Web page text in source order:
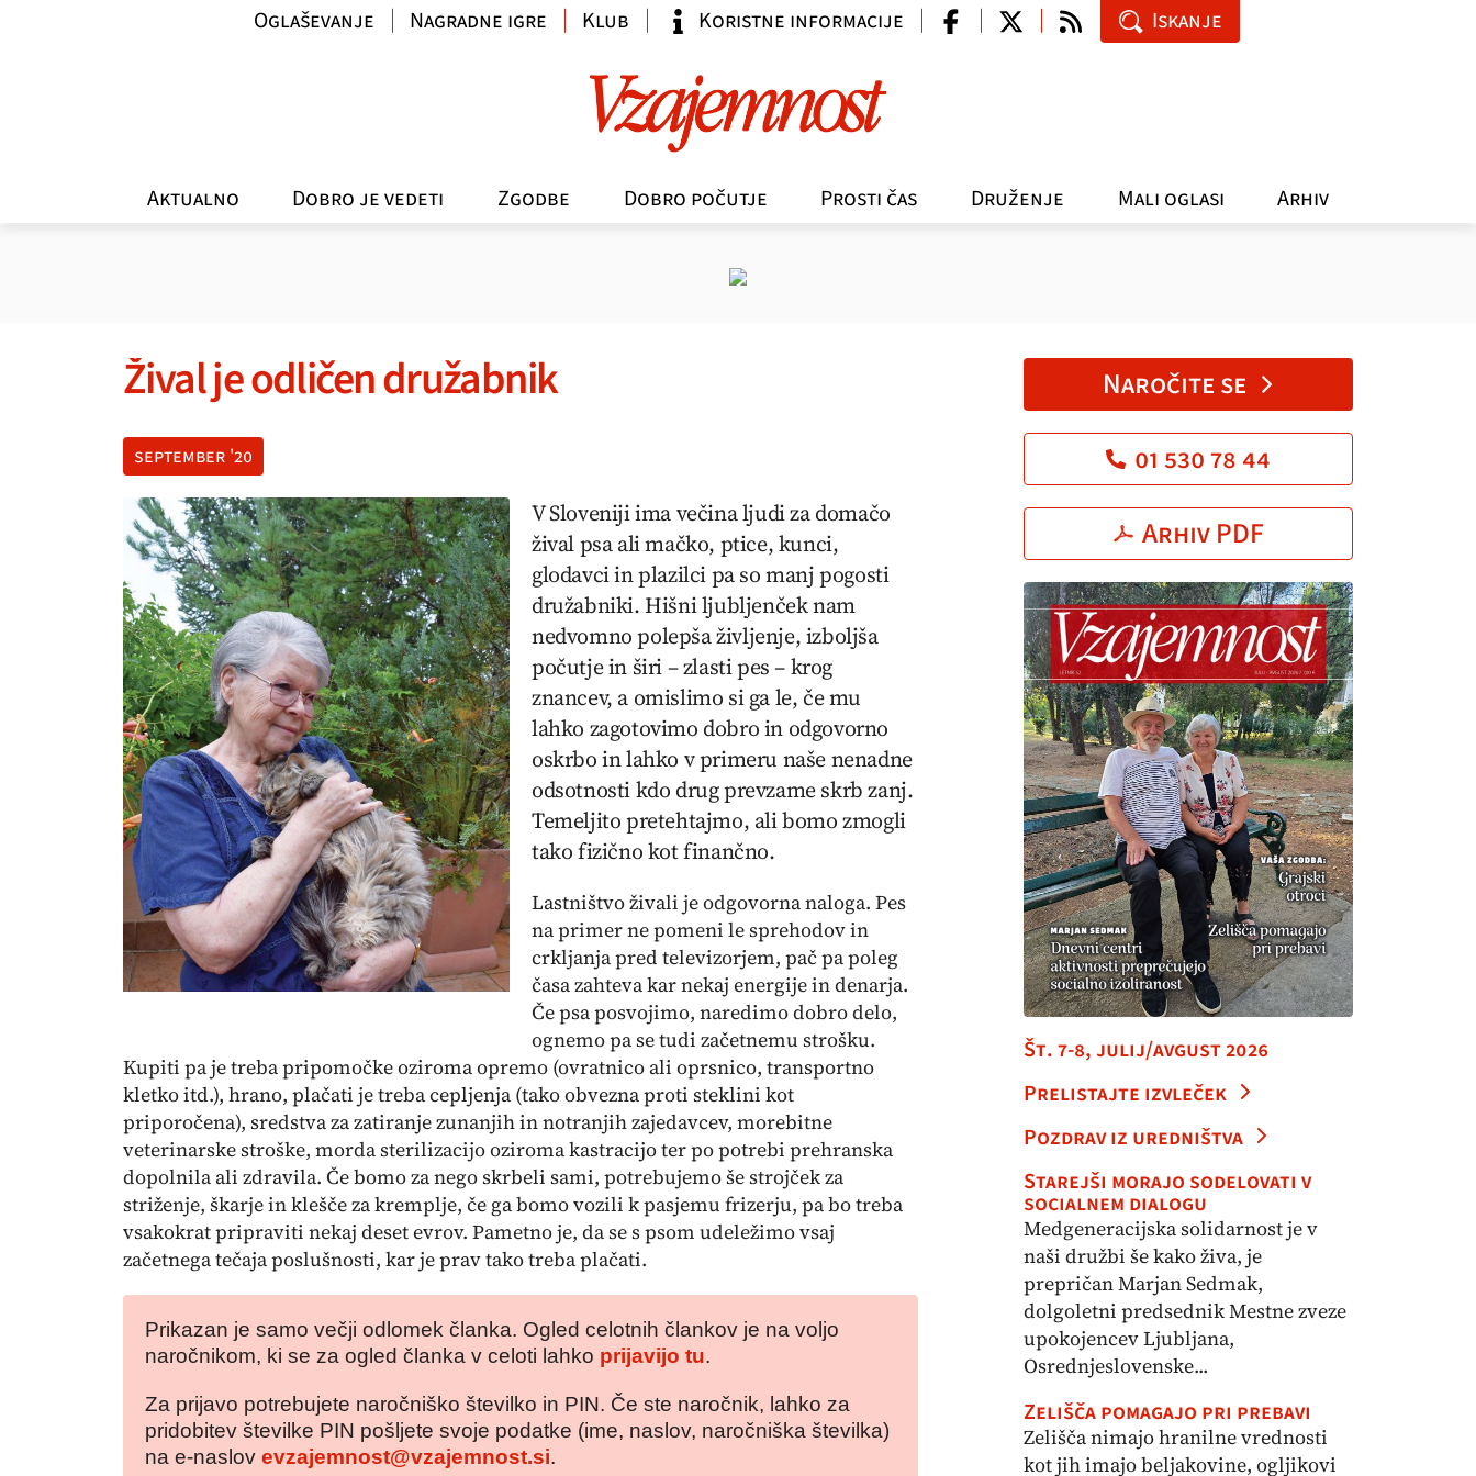
Aktualno Dobro je vedeti Zgodbe Dobro počutje Prosti čas Druženje Mali oglasi Arhiv
Oglaševanje Nagradne igre Klub Koristne informacije Iskanje
Žival je odličen družabnik
september '20
V Sloveniji ima večina ljudi za domačo
žival psa ali mačko, ptice, kunci,
glodavci in plazilci pa so manj pogosti
družabniki. Hišni ljubljenček nam
nedvomno polepša življenje, izboljša
počutje in širi – zlasti pes – krog
znancev, a omislimo si ga le, če mu
lahko zagotovimo dobro in odgovorno
oskrbo in lahko v primeru naše nenadne
odsotnosti kdo drug prevzame skrb zanj.
Temeljito pretehtajmo, ali bomo zmogli
tako fizično kot finančno.
Lastništvo živali je odgovorna naloga. Pes
na primer ne pomeni le sprehodov in
crkljanja pred televizorjem, pač pa poleg
časa zahteva kar nekaj energije in denarja.
Če psa posvojimo, naredimo dobro delo,
ognemo pa se tudi začetnemu strošku.
Kupiti pa je treba pripomočke oziroma opremo (ovratnico ali oprsnico, transportno
kletko itd.), hrano, plačati je treba cepljenja (tako obvezna proti steklini kot
priporočena), sredstva za zatiranje zunanjih in notranjih zajedavcev, morebitne
veterinarske stroške, morda sterilizacijo oziroma kastracijo ter po potrebi prehranska
dopolnila ali zdravila. Če bomo za nego skrbeli sami, potrebujemo še strojček za
striženje, škarje in klešče za kremplje, če ga bomo vozili k pasjemu frizerju, pa bo treba
vsakokrat pripraviti nekaj deset evrov. Pametno je, da se s psom udeležimo vsaj
začetnega tečaja poslušnosti, kar je prav tako treba plačati.
Prikazan je samo večji odlomek članka. Ogled celotnih člankov je na voljo
naročnikom, ki se za ogled članka v celoti lahko prijavijo tu.
Za prijavo potrebujete naročniško številko in PIN. Če ste naročnik, lahko za
pridobitev številke PIN pošljete svoje podatke (ime, naslov, naročniška številka)
na e-naslov evzajemnost@vzajemnost.si.
Naročite se
01 530 78 44
Arhiv PDF
Št. 7-8, julij/avgust 2026
Prelistajte izvleček
Pozdrav iz uredništva
Starejši morajo sodelovati v
socialnem dialogu
Medgeneracijska solidarnost je v
naši družbi še kako živa, je
prepričan Marjan Sedmak,
dolgoletni predsednik Mestne zveze
upokojencev Ljubljana,
Osrednjeslovenske...
Zelišča pomagajo pri prebavi
Zelišča nimajo hranilne vrednosti
kot jih imajo beljakovine, ogljikovi